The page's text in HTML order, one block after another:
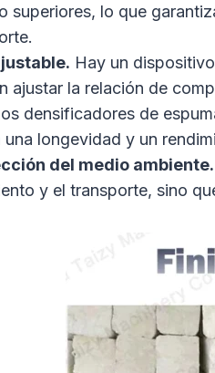
superiores, lo que
Hay un
ajustar la relación de
densificadores de
longevidad y un
del medio ambiente.
y el transporte, sino